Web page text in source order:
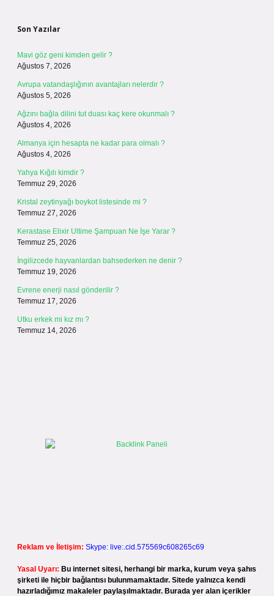
Son Yazılar
Mavi göz geni kimden gelir ?
Ağustos 7, 2026
Avrupa vatandaşlığının avantajları nelerdir ?
Ağustos 5, 2026
Ağzını bağla dilini tut duası kaç kere okunmalı ?
Ağustos 4, 2026
Almanya için hesapta ne kadar para olmalı ?
Ağustos 4, 2026
Yahya Kığılı kimdir ?
Temmuz 29, 2026
Kristal zeytinyağı boykot listesinde mi ?
Temmuz 27, 2026
Kerastase Elixir Ultime Şampuan Ne İşe Yarar ?
Temmuz 25, 2026
İngilizcede hayvanlardan bahsederken ne denir ?
Temmuz 19, 2026
Evrene enerji nasıl gönderilir ?
Temmuz 17, 2026
Utku erkek mi kız mı ?
Temmuz 14, 2026
Reklam ve İletişim: Skype: live:.cid.575569c608265c69
Yasal Uyarı: Bu internet sitesi, herhangi bir marka, kurum veya şahıs
şirketi ile hiçbir bağlantısı bulunmamaktadır. Sitede yalnızca kendi
hazırladığımız makaleler paylaşılmaktadır. Burada yer alan içerikler